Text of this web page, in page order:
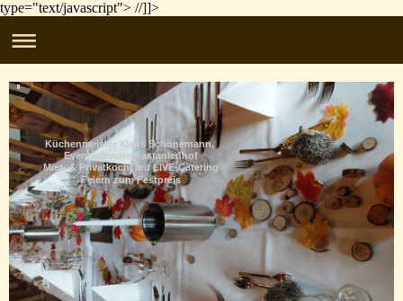
type="text/javascript"> //]]>
Küchenmeister Klaus Schönemann,
Eventscheune-Kastanienhof
Miet- & Privatkoch, mit LIVE-Catering
Feiern zum Festpreis